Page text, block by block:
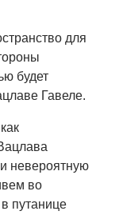
для
будет
Гавеле.
невероятную
во
путанице